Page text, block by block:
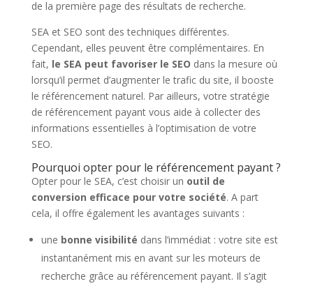
de la première page des résultats de recherche.
SEA et SEO sont des techniques différentes.
Cependant, elles peuvent être complémentaires. En
fait, le SEA peut favoriser le SEO dans la mesure où
lorsqu’il permet d’augmenter le trafic du site, il booste
le référencement naturel. Par ailleurs, votre stratégie
de référencement payant vous aide à collecter des
informations essentielles à l’optimisation de votre
SEO.
Pourquoi opter pour le référencement payant ?
Opter pour le SEA, c’est choisir un outil de
conversion efficace pour votre société. A part
cela, il offre également les avantages suivants :
une bonne visibilité dans l’immédiat : votre site est
instantanément mis en avant sur les moteurs de
recherche grâce au référencement payant. Il s’agit